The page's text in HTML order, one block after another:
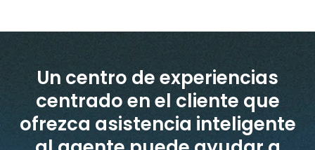
Un centro de experiencias
centrado en el cliente que
ofrezca asistencia inteligente